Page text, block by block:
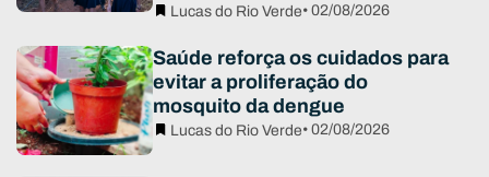
Lucas do Rio Verde• 02/08/2026
Saúde reforça os cuidados para
evitar a proliferação do
mosquito da dengue
Lucas do Rio Verde• 02/08/2026